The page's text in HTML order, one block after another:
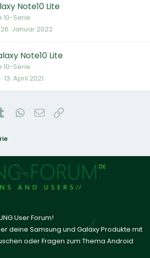
Note10 Lite
10-Serie
26. Januar 2022
Note10 Lite
10-Serie
13. April 2021
Tumblr WhatsApp
E-Mail
User Forum!
deine Samsung und Galaxy Produkte mit
oder Fragen zum Thema Android